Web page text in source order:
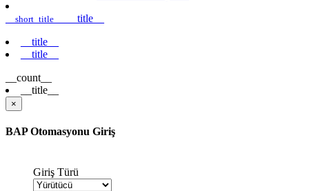
__short_title__
__title__
__title__
__title__
__count__
__title__
×
BAP Otomasyonu Giriş
Giriş Türü